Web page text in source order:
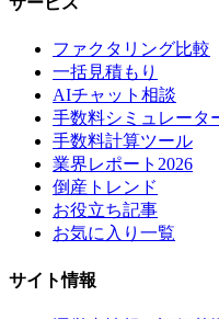
ファクタリング比較
一括見積もり
AIチャット相談
手数料シミュレータ
手数料計算ツール
業界レポート2026
倒産トレンド
お役立ち記事
お気に入り一覧
サイト情報